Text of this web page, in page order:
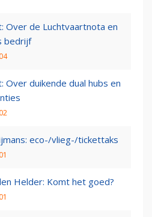
Over de Luchtvaartnota en
bedrijf
Over duikende dual hubs en
eco-/vlieg-/tickettaks
Helder: Komt het goed?